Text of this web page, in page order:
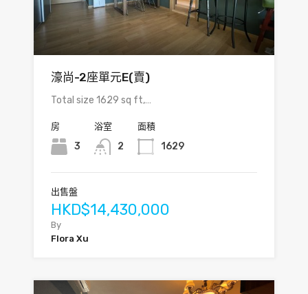
濠尚-2座單元E(賣)
Total size 1629 sq ft,…
房
3
浴室
2
面積
1629
出售盤
HKD$14,430,000
By
Flora Xu